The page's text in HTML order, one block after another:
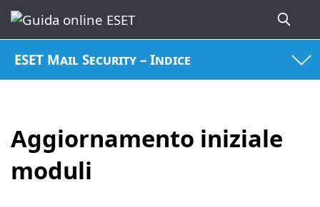
ESET Mail Security – Indice
Aggiornamento iniziale
moduli